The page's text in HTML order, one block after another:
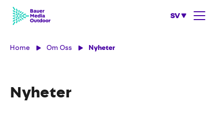
SV
Home Om Oss Nyheter
Nyheter